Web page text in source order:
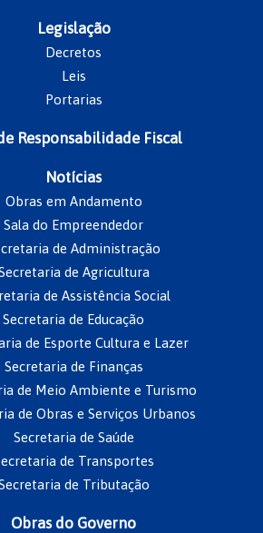
Legislação
Decretos
Leis
Portarias
Responsabilidade Fiscal
Notícias
Obras em Andamento
Sala do Empreendedor
de Administração
de Agricultura
de Assistência Social
Secretaria de Educação
de Esporte Cultura e Lazer
Secretaria de Finanças
de Meio Ambiente e Turismo
de Obras e Serviços Urbanos
Secretaria de Saúde
de Transportes
de Tributação
Obras do Governo